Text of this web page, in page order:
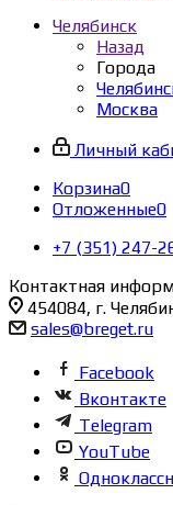
Челябинск
Назад
Города
Москва
Личный
Корзина0
Отложенные0
+7 (351) 247-
Контактная
454084, г.
sales@breget.ru
Facebook
Вконтакте
Telegram
YouTube